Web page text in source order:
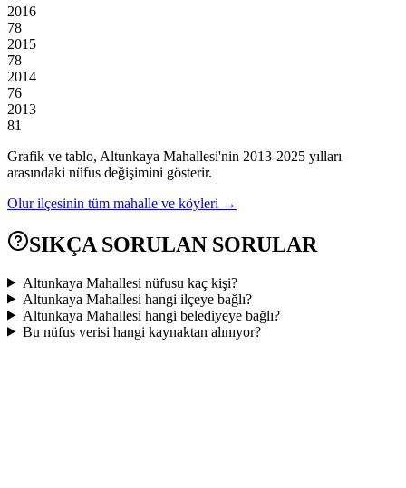
2016
78
2015
78
2014
76
2013
81
Grafik ve tablo, Altunkaya Mahallesi'nin 2013-2025 yılları
arasındaki nüfus değişimini gösterir.
Olur ilçesinin tüm mahalle ve köyleri →
SIKÇA SORULAN SORULAR
Altunkaya Mahallesi nüfusu kaç kişi?
Altunkaya Mahallesi hangi ilçeye bağlı?
Altunkaya Mahallesi hangi belediyeye bağlı?
Bu nüfus verisi hangi kaynaktan alınıyor?